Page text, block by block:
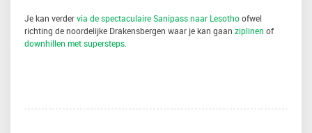
Je kan verdervia de spectaculaire Sanipass naar Lesothoofwel
richting de noordelijke Drakensbergen waar je kan gaan ziplinen of
downhillen met supersteps.